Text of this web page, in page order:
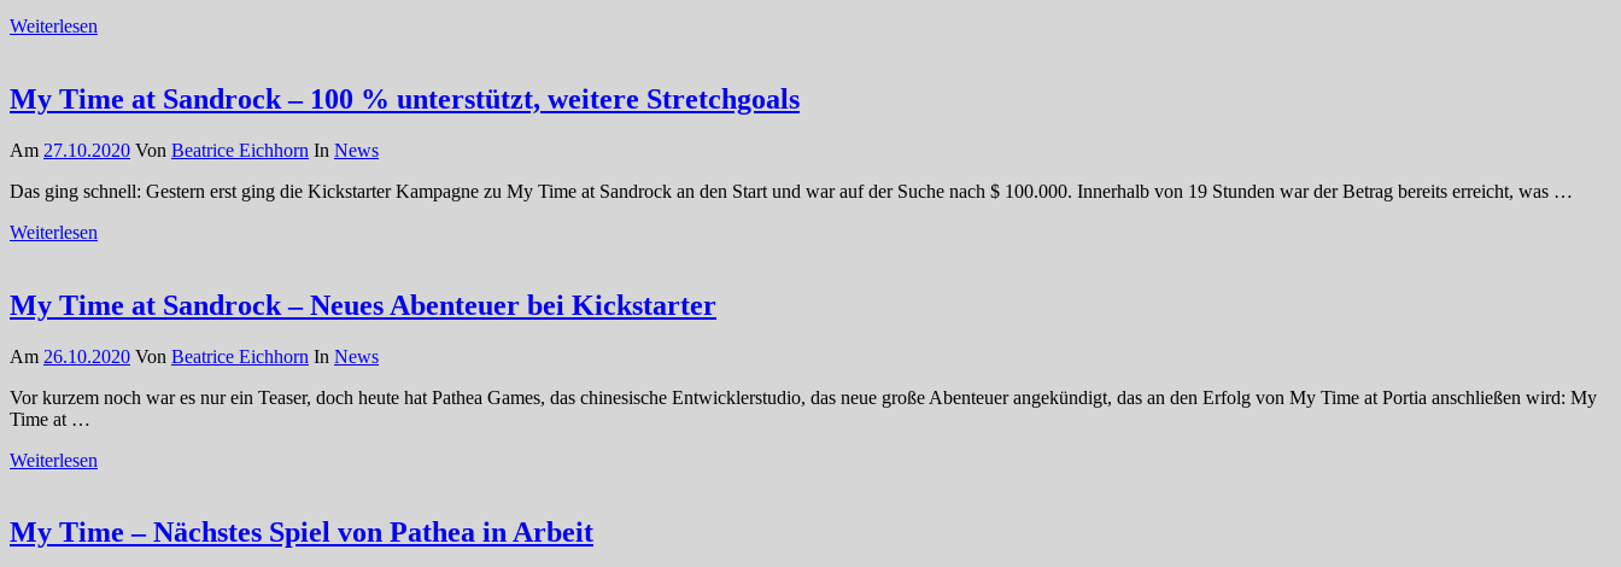
Weiterlesen
My Time at Sandrock – 100 % unterstützt, weitere Stretchgoals
Am 27.10.2020 Von Beatrice Eichhorn In News
Das ging schnell: Gestern erst ging die Kickstarter Kampagne zu My Time at Sandrock an den Start und war auf der Suche nach $ 100.000. Innerhalb von 19 Stunden war der Betrag bereits erreicht, was …
Weiterlesen
My Time at Sandrock – Neues Abenteuer bei Kickstarter
Am 26.10.2020 Von Beatrice Eichhorn In News
Vor kurzem noch war es nur ein Teaser, doch heute hat Pathea Games, das chinesische Entwicklerstudio, das neue große Abenteuer angekündigt, das an den Erfolg von My Time at Portia anschließen wird: My
Time at …
Weiterlesen
My Time – Nächstes Spiel von Pathea in Arbeit